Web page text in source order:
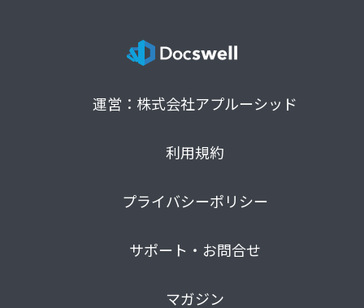
運営：株式会社アプルーシッド
利用規約
プライバシーポリシー
サポート・お問合せ
マガジン